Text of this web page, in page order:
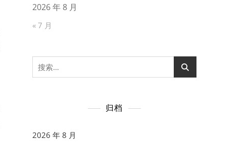
2026 年 8 月
« 7 月
搜
索：
归档
2026 年 8 月